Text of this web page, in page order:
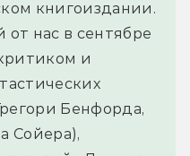
книгоиздании.
нас в сентябре
и
Бенфорда,
Сойера),